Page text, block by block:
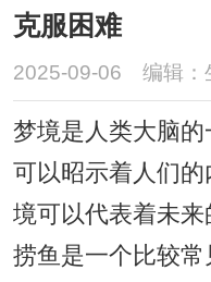
克服困难
2025-09-06 编辑：
梦境是人类大脑
可以昭示着人们
境可以代表着未
捞鱼是一个比较